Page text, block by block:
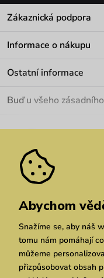
Zákaznická podpora
Informace o nákupu
Materiály a údržba
Pozáruční opravy
Ostatní informace
Velkoobchod
We Care
Dárkové poukazy
Vuchlook
Prodejny
Praha Brno
Buď u všeho
Zásady ochrany osobních
Abychom
Snažíme se, aby náš
tomu nám pomáhají
můžeme
přizpůsobovat obsah